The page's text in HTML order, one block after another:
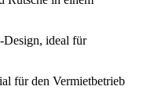
Design, ideal für
für den Vermietbetrieb